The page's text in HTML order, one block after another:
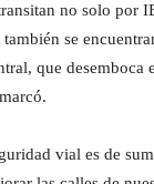
no solo por
se
que
vial es de